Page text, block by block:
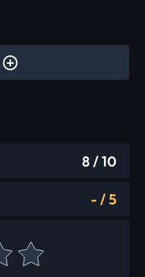
8/ 10
-/5